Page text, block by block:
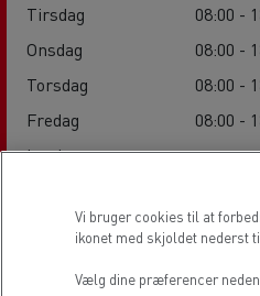
Tirsdag
08:00 -
Onsdag
08:00 -
Torsdag
08:00 -
Fredag
08:00 -
Lørdag
Lokation
Vi bruger cookies til at
ikonet med skjoldet nederst
Vælg dine præferencer